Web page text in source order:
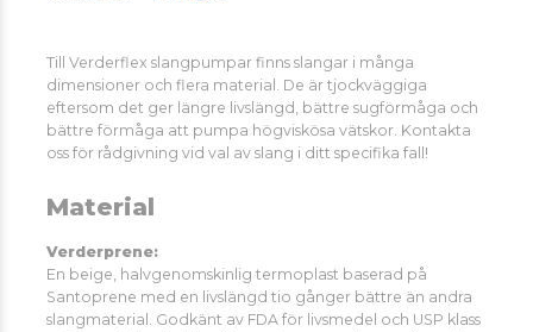
Till Verderflex slangpumpar finns slangar i många
dimensioner och flera material. De är tjockväggiga
eftersom det ger längre livslängd, bättre sugförmåga och
bättre förmåga att pumpa högviskösa vätskor. Kontakta
oss för rådgivning vid val av slang i ditt specifika fall!
Material
Verderprene:
En beige, halvgenomskinlig termoplast baserad på
Santoprene med en livslängd tio gånger bättre än andra
slangmaterial. Godkänt av FDA för livsmedel och USP klass